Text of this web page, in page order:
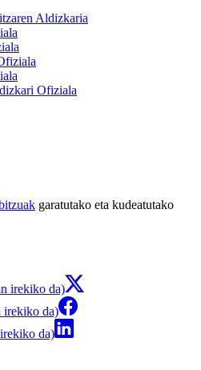
Aldizkaria
Ofiziala
garatutako eta kudeatutako
irekiko da)
irekiko da)
da)